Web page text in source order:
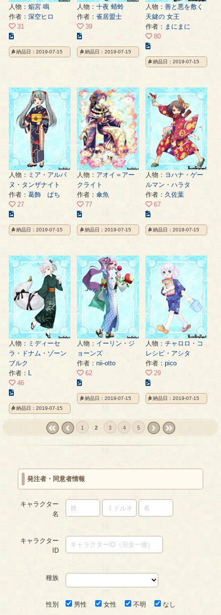
人物： 焔宮 鳴
作者： 深空ヒロ
31
の
イ
の
ペ
ー
ジ
納品日：2019-07-15
人物：十夜 蜻蛉
作者：雀居盟士
39
の
イ
の
ペ
ー
ジ
納品日：2019-07-15
人物： 善と悪を敷く
天鍵の 女王
作者： まにまに
80
の
イ
ト
の
ペ
ー
ジ
納品日：2019-07-15
人物： ミア・アルパ
ヌ・タンザナイト
作者： 葛飾 ぱち
27
の
イ
ト
の
ペ
ー
ジ
納品日：2019-07-15
人物： アオイ＝アー
クライト
作者：傘魚
77
の
イ
ト
の
ペ
ー
ジ
納品日：2019-07-15
人物： ヨハナ・ゲー
ルマン・ハラタ
作者： 久佐葉
67
の
イ
ト
の
ペ
ジ
納品日：2019-07-15
人物： ミディーセ
ラ・ドナム・ゾーン
ブルク
作者： L
46
の
イ
ー
納品日：2019-07-15
人物： イーリン・ジ
ョーンズ
作者：nii-otto
62
の
イ
ス
ト
ジ
納品日：2019-07-15
人物： チャロロ・コ
レシピ・アシタ
作者： pico
29
の
イ
ス
ト
ジ
納品日：2019-07-15
1 2 3 4 5
発注者・同意者情報
キャラクター
名
キャラクター
ID
種族
性別 男性 女性 不明 なし